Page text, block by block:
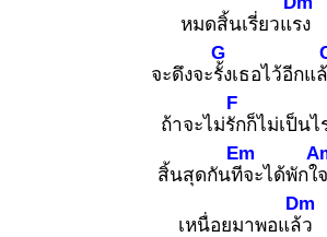
หมดสิ้นเรี่ยวแรง
จะดึงจะรั้ง
G
เธอไว้อีกแ
ถ้าจะไม่รัก
F
ก็ไม่เป็นไ
สิ้นสุดกันทีจ
Em
ะได้พักใจ
เหนื่อยมาพอแล้ว
Dm